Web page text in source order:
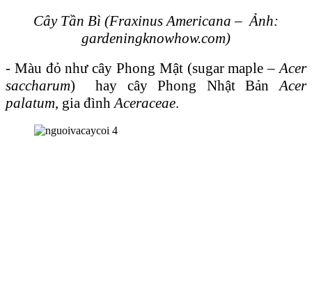
Cây Tần Bì (Fraxinus Americana – Ảnh:
gardeningknowhow.com)
- Màu đỏ như cây Phong Mật (sugar maple – Acer
saccharum) hay cây Phong Nhật BảnAcer
palatum, gia đìnhAceraceae.